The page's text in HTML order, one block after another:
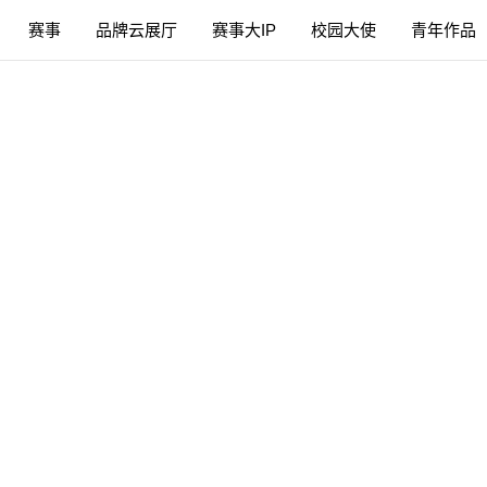
赛事 品牌云展厅 赛事大IP 校园大使 青年作品